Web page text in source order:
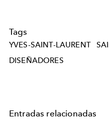
Tags
YVES-SAINT-LAURENT
DISEÑADORES
Entradas relacionadas